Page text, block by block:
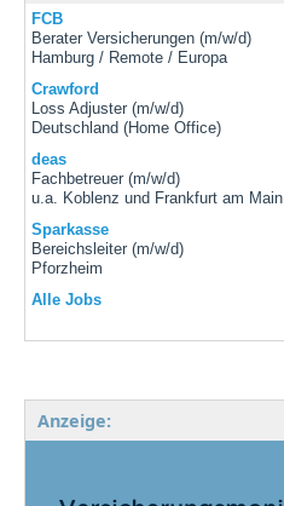
FCB
Berater Versicherungen (m/w/d)
Hamburg / Remote / Europa
Crawford
Loss Adjuster (m/w/d)
Deutschland (Home Office)
deas
Fachbetreuer (m/w/d)
u.a. Koblenz und Frankfurt am Main
Sparkasse
Bereichsleiter (m/w/d)
Pforzheim
Alle Jobs
Anzeige: